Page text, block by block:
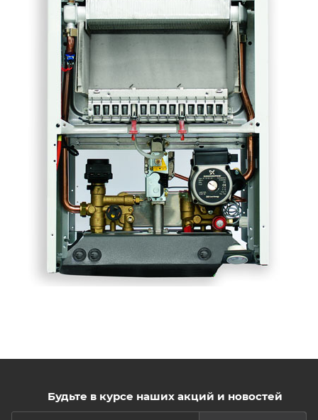
Будьте в курсе наших акций и новостей